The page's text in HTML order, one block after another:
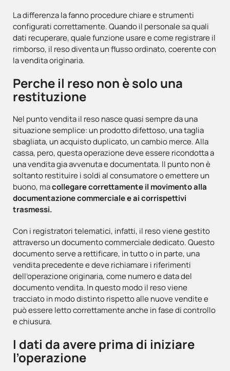
La differenza la fanno procedure chiare e strumenti
configurati correttamente. Quando il personale sa quali
dati recuperare, quale funzione usare e come registrare il
rimborso, il reso diventa un flusso ordinato, coerente con
la vendita originaria.
Perche il reso non è solo una
restituzione
Nel punto vendita il reso nasce quasi sempre da una
situazione semplice: un prodotto difettoso, una taglia
sbagliata, un acquisto duplicato, un cambio merce. Alla
cassa, pero, questa operazione deve essere ricondotta a
una vendita gia avvenuta e documentata. Il punto non è
soltanto restituire i soldi al consumatore o emettere un
buono, macollegare correttamente il movimento alla
documentazione commerciale e ai corrispettivi
trasmessi.
Con i registratori telematici, infatti, il reso viene gestito
attraverso un documento commerciale dedicato. Questo
documento serve a rettificare, in tutto o in parte, una
vendita precedente e deve richiamare i riferimenti
dell’operazione originaria, come numero e data del
documento vendita. In questo modo il reso viene
tracciato in modo distinto rispetto alle nuove vendite e
può essere letto correttamente anche in fase di controllo
e chiusura.
I dati da avere prima di iniziare
l’operazione